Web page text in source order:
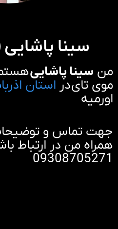
سینا
من سینا پاشاییهستم
موی تای در استان
اورمیه
جهت تماس و
همراه من در ارتباط
09308705271